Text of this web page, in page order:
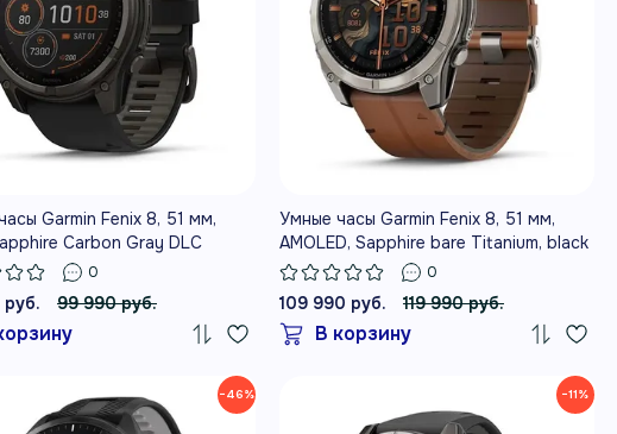
Garmin Fenix 8, 51 мм,
Carbon Gray DLC
with Black/Pebble Gray
0
99 990 руб.
Умные часы Garmin Fenix 8, 51 мм,
AMOLED, Sapphire bare Titanium, black
with chestnut leather band plus
0
109 990 руб. 119 990 руб.
В корзину
−46% −11%